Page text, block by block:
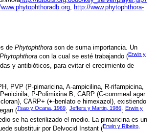
http://www.phytophthora-
de Phytophthora son de suma importancia. Un
Phytophthora con la cual se esté trabajando (Erwin y
y antibióticos, para evitar el crecimiento de
PVP (P-pimaricina, A-ampicilina, R-rifampicina,
P-Polimixina B, CARP (C-cornmeal agar
CARP+ (+-benlato e himexazol), existiendo
(Tsao y Ocana, 1969; Jeffers y Martin, 1986; Erwin y
se ha esterilizado el medio. La pimaricina es un
substituir por Delvocid Instant (Erwin y Ribeiro,